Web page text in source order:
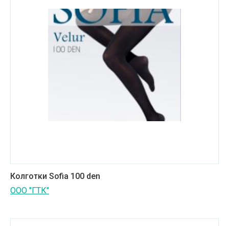
Колготки Sofia 100 den
ООО "ГТК"